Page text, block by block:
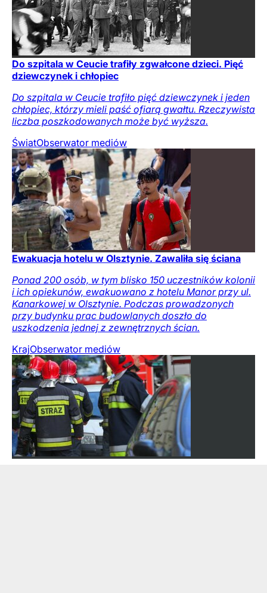
Do szpitala w Ceucie trafiły zgwałcone dzieci. Pięć
dziewczynek i chłopiec
Do szpitala w Ceucie trafiło pięć dziewczynek i jeden
chłopiec, którzy mieli paść ofiarą gwałtu. Rzeczywista
liczba poszkodowanych może być wyższa.
ŚwiatObserwator mediów
Ewakuacja hotelu w Olsztynie. Zawaliła się ściana
Ponad 200 osób, w tym blisko 150 uczestników kolonii
i ich opiekunów, ewakuowano z hotelu Manor przy ul.
Kanarkowej w Olsztynie. Podczas prowadzonych
przy budynku prac budowlanych doszło do
uszkodzenia jednej z zewnętrznych ścian.
KrajObserwator mediów